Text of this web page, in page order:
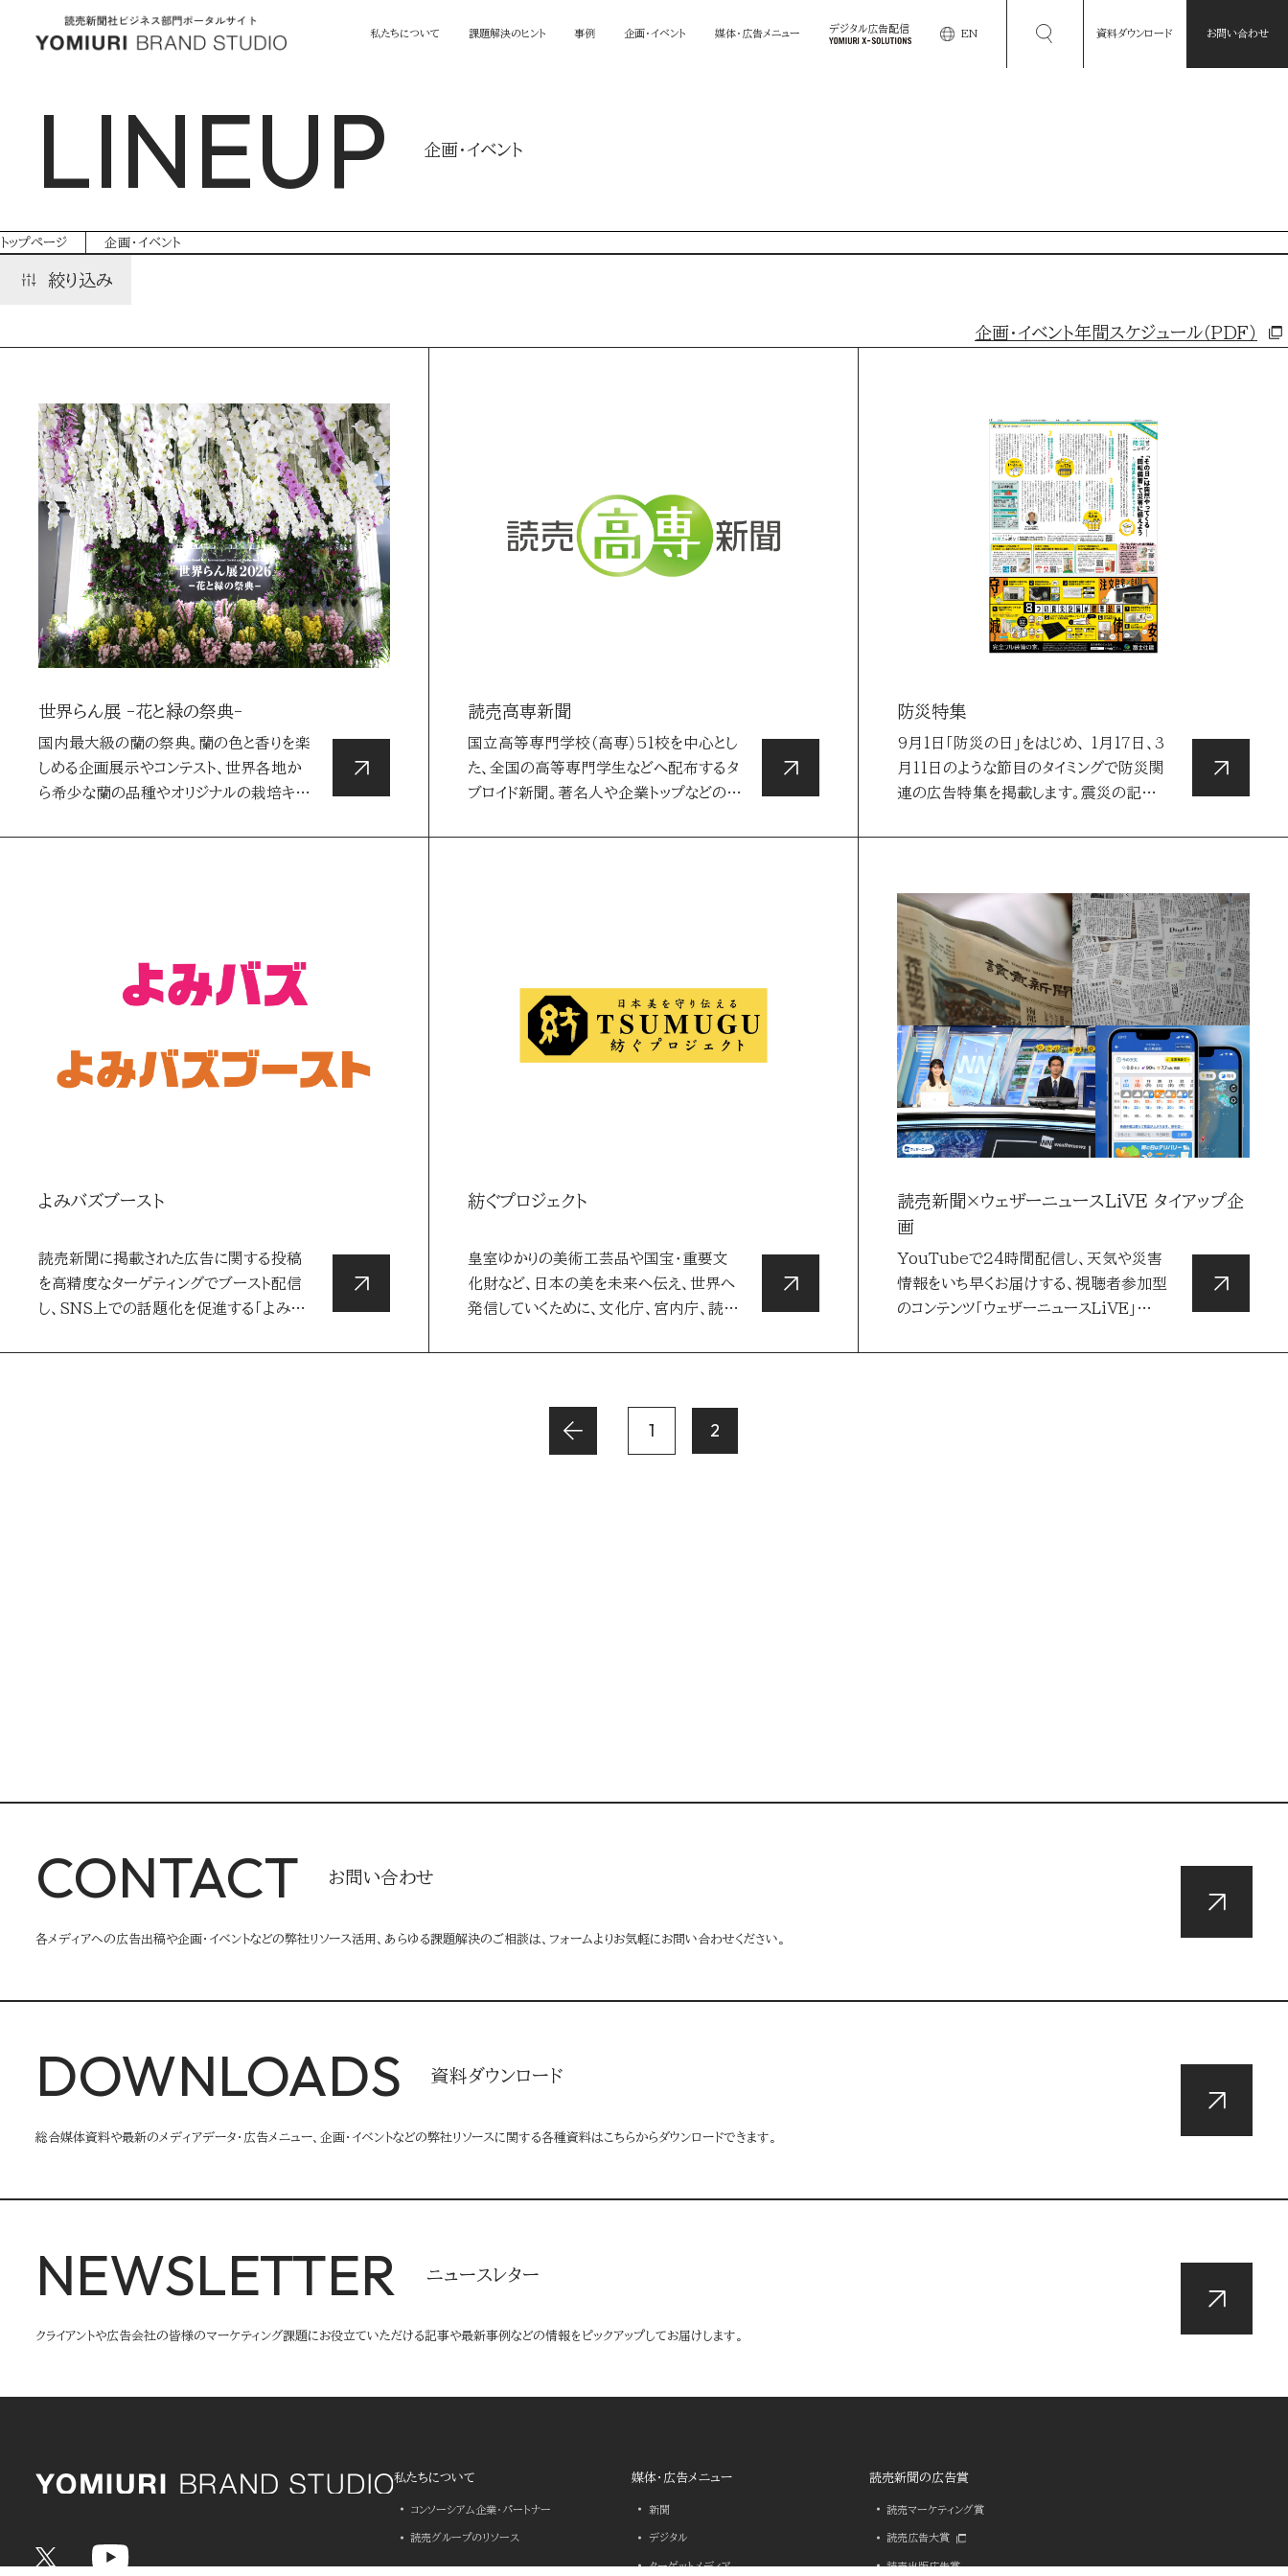
私たちについて 課題解決のヒント 事例 企画・イベント 媒体・広告メニュー デジタル広告配信 EN 資料ダウンロード お問い合わせ
LINEUP 企画・イベント
トップページ 企画・イベント
絞り込み
ブランディング プロモーション ソーシャルデザイン
新聞 デジタル marie claire 若年層 カルチャー ラグジュアリー
絞り込む
企画・イベント年間スケジュール（PDF）
世界らん展 -花と緑の祭典-
国内最大級の蘭の祭典。蘭の色と香りを楽
しめる企画展示やコンテスト、世界各地か
ら希少な蘭の品種やオリジナルの栽培キッ
読売高専新聞
国立高等専門学校（高専）51校を中心とし
た、全国の高等専門学生などへ配布するタ
ブロイド新聞。著名人や企業トップなどのイ
防災特集
9月1日「防災の日」をはじめ、 1月17日、3
月11日のような節目のタイミングで防災関
連の広告特集を掲載します。震災の記…
よみバズブースト
読売新聞に掲載された広告に関する投稿
を高精度なターゲティングでブースト配信
し、SNS上での話題化を促進する「よみバ
紡ぐプロジェクト
皇室ゆかりの美術工芸品や国宝・重要文
化財など、日本の美を未来へ伝え、世界へ
発信していくために、文化庁、宮内庁、読売
読売新聞×ウェザーニュースLiVE タイアップ企
画
YouTubeで24時間配信し、天気や災害
情報をいち早くお届けする、視聴者参加型
のコンテンツ「ウェザーニュースLiVE」…
1 2
CONTACT お問い合わせ
各メディアへの広告出稿や企画・イベントなどの弊社リソース活用、あらゆる課題解決のご相談は、フォームよりお気軽にお問い合わせください。
DOWNLOADS 資料ダウンロード
総合媒体資料や最新のメディアデータ・広告メニュー、企画・イベントなどの弊社リソースに関する各種資料はこちらからダウンロードできます。
NEWSLETTER ニュースレター
クライアントや広告会社の皆様のマーケティング課題にお役立ていただける記事や最新事例などの情報をピックアップしてお届けします。
私たちについて
コンソーシアム企業・パートナー
読売グループのリソース
媒体・広告メニュー
新聞
デジタル
ターゲットメディア
読売新聞の広告賞
読売マーケティング賞
読売広告大賞
読売出版広告賞